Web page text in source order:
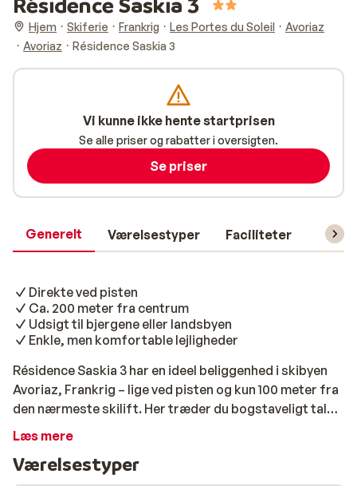
Hjem Skiferie Frankrig Les Portes du Soleil
Avoriaz
Avoriaz
Résidence Saskia 3
Generelt Værelsestyper Faciliteter
Direkte ved pisten
Ca. 200 meter fra centrum
Udsigt til bjergene eller landsbyen
Enkle, men komfortable lejligheder
Résidence Saskia 3 har en ideel beliggenhed i skibyen
Avoriaz, Frankrig – lige ved pisten og kun 100 meter fra
den nærmeste skilift. Her træder du bogstaveligt talt
ud af lejligheden og direkte ud i sneen – ski-in/ski-out,
meter væk, så butikker, restauranter og afterski er
Læs mere
Værelsestyper
Vi kunne ikke hente startprisen
Se alle priser og rabatter i oversigten.
Se priser